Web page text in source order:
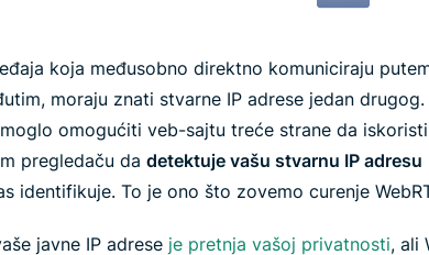
koja međusobno direktno komuniciraju
moraju znati stvarne IP adrese jedan drugog.
omogućiti veb-sajtu treće strane da iskoristi
pregledaču da detektuje vašu stvarnu IP adresu
identifikuje. To je ono što zovemo curenje
javne IP adrese je pretnja vašoj privatnosti, ali